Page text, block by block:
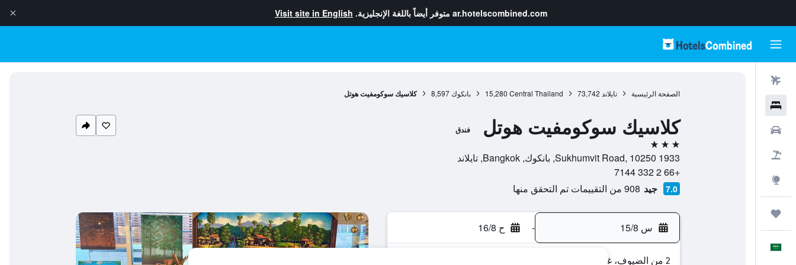
ar.hotelscombined.com متوفر أيضاً باللغة الإنجليزية. Visit site in English
الصفحة الرئيسية تايلاند 73,742
Central Thailand
15,280 بانكوك 8,597 كلاسيك سوكومفيت هوتل
كلاسيك سوكومفيت هوتل فندق
3 نجوم
1933 Sukhumvit Road, 10250, بانكوك, Bangkok, تايلاند
+66 2 332 7144
7.0 جيد 908 من التقييمات تم التحقق منها
س 15/8 - ح 16/8
2 من الضيوف، غرفة واحدة